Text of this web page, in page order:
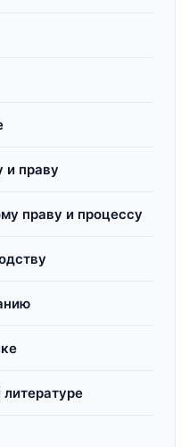
и праву
праву и процессу